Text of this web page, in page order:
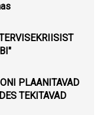
PLAANITAVAD
TEKITAVAD